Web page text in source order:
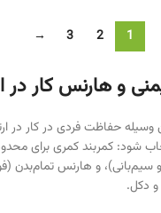
1
2
3
→
و هارنس کار در
وسیله حفاظت فردی در کار در
شود: کمربند کمری برای
و سیم‌بانی)، و هارنس تمام‌بدن
دکل.